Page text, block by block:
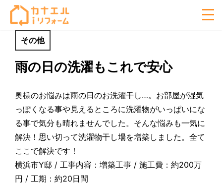
その他
雨の日の洗濯もこれで安心
奥様のお悩みは雨の日のお洗濯干し…。お部屋が湿気
っぽくなる事や見えるところに洗濯物がいっぱいにな
る事で気分も晴れませんでした。そんな悩みも一気に
解決！思い切って洗濯物干し場を増築しました。全て
ここで解決です！
横浜市Y邸 / 工事内容：増築工事 / 施工費：約200万
円 / 工期：約20日間